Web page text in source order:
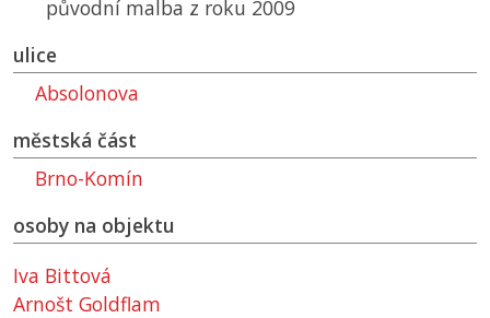
původní malba z roku 2009
ulice
Absolonova
městská část
Brno-Komín
osoby na objektu
Iva Bittová
Arnošt Goldflam